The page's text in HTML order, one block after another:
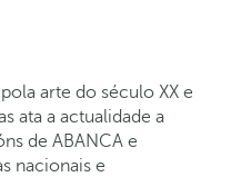
arte do século XX e
ata a actualidade a
de ABANCA e
nacionais e